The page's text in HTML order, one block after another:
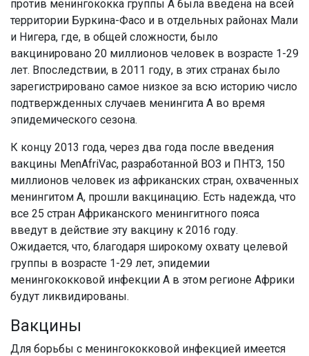
против менингококка группы А была введена на всей
территории Буркина-Фасо и в отдельных районах Мали
и Нигера, где, в общей сложности, было
вакцинировано 20 миллионов человек в возрасте 1-29
лет. Впоследствии, в 2011 году, в этих странах было
зарегистрировано самое низкое за всю историю число
подтвержденных случаев менингита А во время
эпидемического сезона.
К концу 2013 года, через два года после введения
вакцины MenAfriVac, разработанной ВОЗ и ПНТЗ, 150
миллионов человек из африканских стран, охваченных
менингитом А, прошли вакцинацию. Есть надежда, что
все 25 стран Африканского менингитного пояса
введут в действие эту вакцину к 2016 году.
Ожидается, что, благодаря широкому охвату целевой
группы в возрасте 1-29 лет, эпидемии
менингококковой инфекции А в этом регионе Африки
будут ликвидированы.
Вакцины
Для борьбы с менингококковой инфекцией имеется